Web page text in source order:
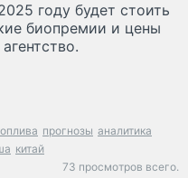
году будет стоить
биопремии и цены
прогнозы аналитика
китай
73 просмотров всего.